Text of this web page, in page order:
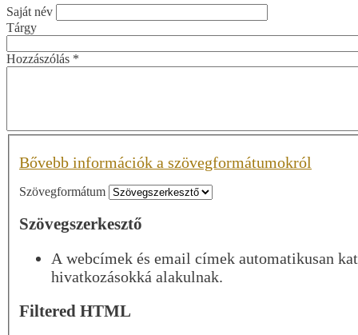
Saját név
Tárgy
Hozzászólás *
Bővebb információk a szövegformátumokról
Szövegformátum
Szövegszerkesztő
A webcímek és email címek automatikusan
hivatkozásokká alakulnak.
Filtered HTML